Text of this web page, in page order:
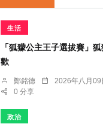
生活
「狐獴公主王子選拔賽」
歡
鄭銘德 2026年八月09
0 分享
政治